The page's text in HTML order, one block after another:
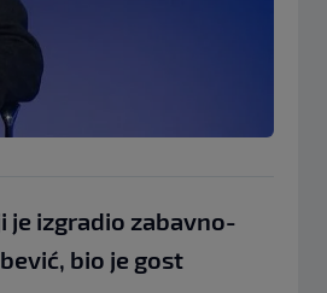
je izgradio zabavno-
bio je gost